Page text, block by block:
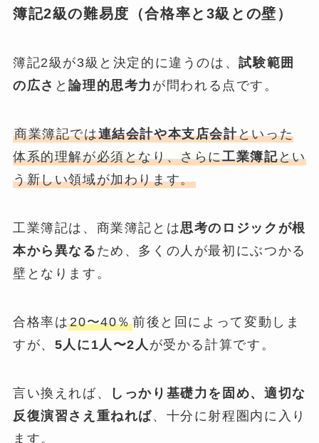
簿記2級の難易度（合格率と3級との壁）
簿記2級が3級と決定的に違うのは、試験範囲
の広さ と論理的思考力 が問われる点です。
商業簿記では連結会計や本支店会計といった
体系的理解が必須となり、さらに工業簿記とい
う新しい領域が加わります。
工業簿記は、商業簿記とは思考のロジックが根
本から異なる ため、多くの人が最初にぶつかる
壁となります。
合格率は20〜40％前後と回によって変動しま
すが、 5人に1人〜2人 が受かる計算です。
言い換えれば、
しっかり基礎力を固め、適切な
反復演習さえ重ねれば、十分に射程圏内に入り
ます。